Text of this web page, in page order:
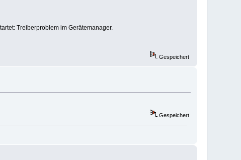
Treiberproblem im Gerätemanager.
Gespeichert
Gespeichert